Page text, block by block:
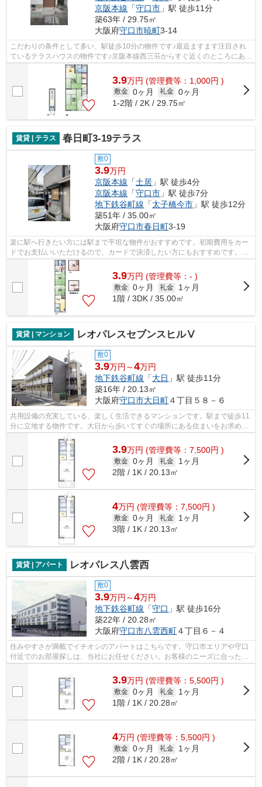
京阪本線 「守口市 」駅 徒歩11分
築63年 / 29.75㎡
大阪府守口市暁町3-14
こだわりの条件として多い、駅徒歩10分の物件です♪最近ますます注目され
ているテラスハウスの物件です♪京阪本線西三荘からすぐ近くのところにある
物件は通勤時に大助かり♪賃貸のやなぎ...
3.9万円 (管理費等：1,000円 )
敷金 0ヶ月 礼金 0ヶ月
1-2階 / 2K / 29.75㎡
賃貸 | テラス 春日町3-19テラス
敷0
3.9万円
京阪本線 「土居 」駅 徒歩4分
京阪本線 「守口市 」駅 徒歩7分
地下鉄谷町線 「太子橋今市 」駅 徒歩12分
築51年 / 35.00㎡
大阪府守口市春日町3-19
楽に駅へ行きたい方には駅まで平坦な物件がおすすめです。初期費用をカー
ドでお支払いいただけるので、カードで決済したい方にもおすすめです。テ
ラスハウスの物件です。高ニーズな駅...
3.9万円 (管理費等：- )
敷金 0ヶ月 礼金
1ヶ月
1階 / 3DK / 35.00㎡
賃貸 | マンション レオパレスセブンスヒルⅤ
敷0
3.9万円～4万円
地下鉄谷町線 「大日 」駅 徒歩11分
築16年 / 20.13㎡
大阪府守口市大日町４丁目５８－６
共用設備の充実している、楽しく生活できるマンションです。駅まで徒歩11
分に立地する物件です。大日から歩いてすぐの場所にある住まいをお求めな
ら、当社にお任せください。当社では...
3.9万円 (管理費等：7,500円 )
敷金 0ヶ月 礼金
1ヶ月
2階 / 1K / 20.13㎡
4万円 (管理費等：7,500円 )
敷金 0ヶ月 礼金
1ヶ月
3階 / 1K / 20.13㎡
賃貸 | アパート レオパレス八雲西
敷0
3.9万円～4万円
地下鉄谷町線 「守口 」駅 徒歩16分
築22年 / 20.28㎡
大阪府守口市八雲西町４丁目６－４
住みやすさが満載でイチオシのアパートはこちらです。守口市エリアや守口
付近でのお部屋探しは、当社にお任せください。お客様のニーズに合ったお
部屋をご紹介させていただきます。
3.9万円 (管理費等：5,500円 )
敷金 0ヶ月 礼金
1ヶ月
1階 / 1K / 20.28㎡
4万円 (管理費等：5,500円 )
敷金 0ヶ月 礼金
1ヶ月
2階 / 1K / 20.28㎡